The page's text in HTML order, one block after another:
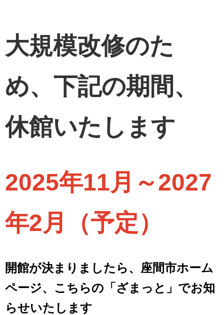
大規模改修のた
め、下記の期間、
休館いたします
2025年11月～2027
年2月（予定）
開館が決まりましたら、座間市ホーム
ページ、こちらの「ざまっと」でお知
らせいたします